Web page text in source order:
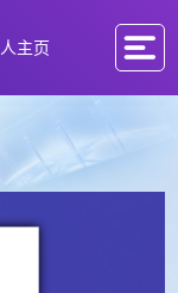
主页